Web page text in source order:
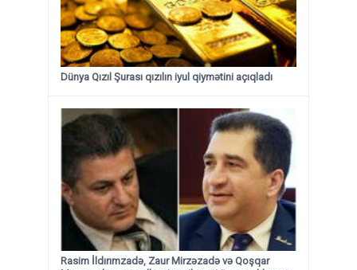
Dünya Qızıl Şurası qızılın iyul qiymətini açıqladı
Rasim İldırımzadə, Zaur Mirzəzadə və Qoşqar